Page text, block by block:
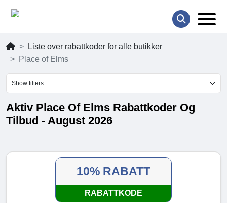
Liste over rabattkoder for alle butikker
Place of Elms
Show filters
Aktiv Place Of Elms Rabattkoder Og
Tilbud - August 2026
10% RABATT
RABATTKODE